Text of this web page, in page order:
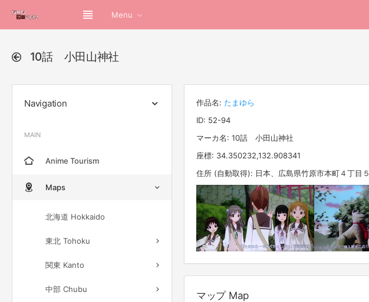
Menu
10話 小田山神社
Navigation
MAIN
Anime Tourism
Maps
北海道 Hokkaido
東北 Tohoku
関東 Kanto
中部 Chubu
作品名: たまゆら
ID: 52-94
マーカ名: 10話 小田山神社
座標: 34.350232,132.908341
住所 (自動取得): 日本、広島県竹原市本町４丁目５
マップ Map